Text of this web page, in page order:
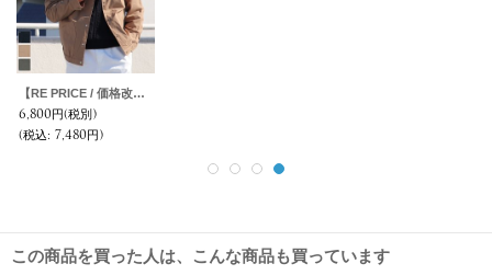
【RE PRICE / 価格改定】馬布ノーカラースナップボタンコーチブルゾン【MADE IN JAPAN】『日本製』/ Upscape Audience
6,800円(税別)
(税込: 7,480円)
この商品を買った人は、こんな商品も買っています